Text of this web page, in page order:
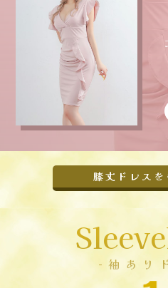
膝丈ドレスを
-袖あり